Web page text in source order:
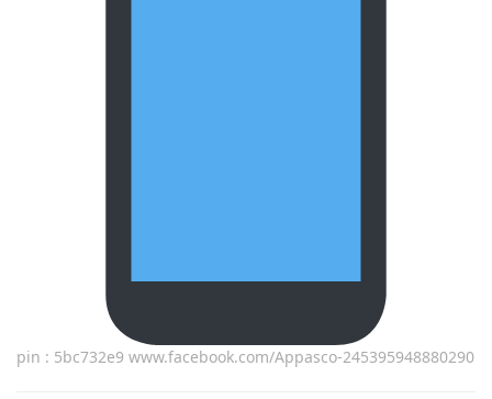
pin : 5bc732e9 www.facebook.com/Appasco-245395948880290